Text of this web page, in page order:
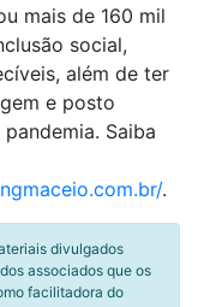
mais de 160 mil
social,
além de ter
e posto
Saiba
.
divulgados
associados que os
facilitadora do